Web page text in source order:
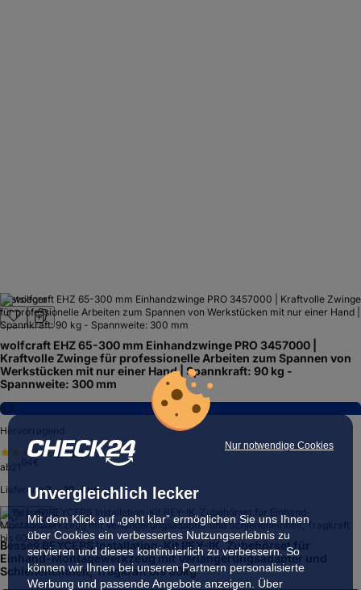
Nur notwendige Cookies
Unvergleichlich lecker
Mit dem Klick auf „geht klar” ermöglichen Sie uns Ihnen
über Cookies ein verbessertes Nutzungserlebnis zu
servieren und dieses kontinuierlich zu verbessern. So
können wir Ihnen bei unseren Partnern personalisierte
Werbung und passende Angebote anzeigen. Über
Testsieger
wolfcraft EHZ 65-300 mm Einhandzwinge PRO 3457000 |
Kraftvolle Zwinge für professionelle Arbeiten zum Spannen von
Werkstücken mit nur einer Hand | Spannkraft: 90 kg -
Spannweite: 300 mm
8,9
Hervorragend
(2.795)
ab
Lieferung 7. – 10. Aug.
Bessey BEYCEPS Installation-Kit BEY-IK, Zubehörset für
Einhand-Montagewerkzeug mit Verlängerungsadapter und
Schieneneinheit, Tragkraft bis 60kg